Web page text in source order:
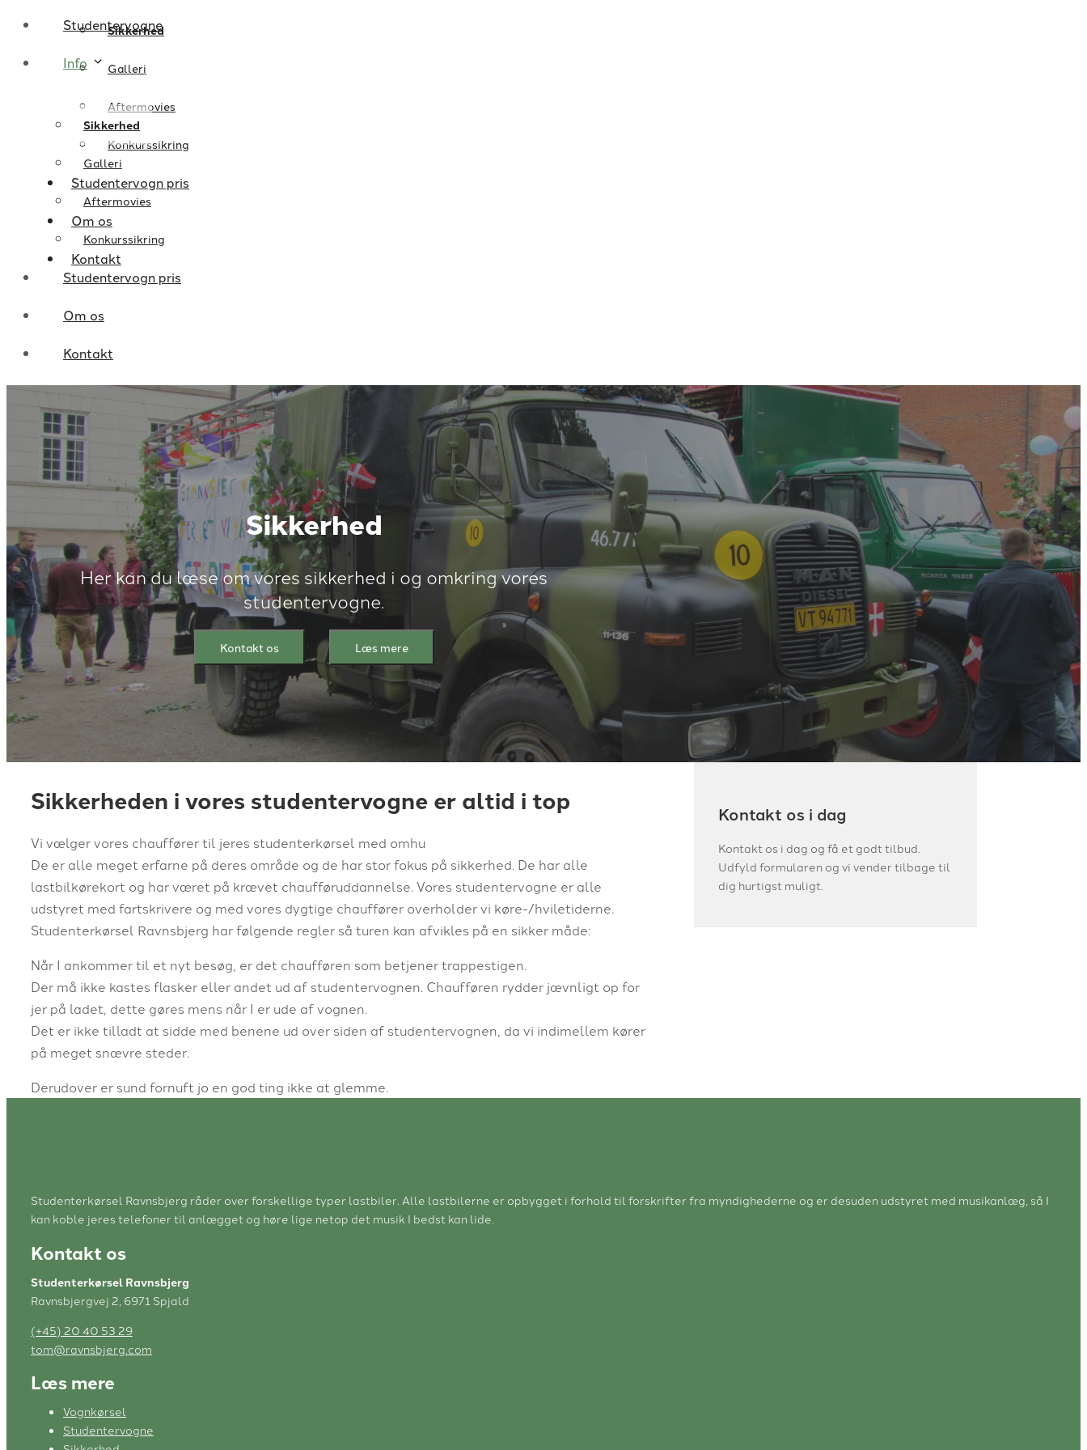
Sikkerhed
Galleri
Aftermovies
Konkurssikring
Studentervogn pris
Om os
Kontakt
Studentervogne
Info
Sikkerhed
Galleri
Aftermovies
Konkurssikring
Studentervogn pris
Om os
Kontakt
Sikkerhed
Her kan du læse om vores sikkerhed i og omkring vores
studentervogne.
Kontakt os Læs mere
Sikkerheden i vores studentervogne er altid i top
Vi vælger vores chauffører til jeres studenterkørsel med omhu
De er alle meget erfarne på deres område og de har stor fokus på sikkerhed. De har alle
lastbilkørekort og har været på krævet chaufføruddannelse. Vores studentervogne er alle
udstyret med fartskrivere og med vores dygtige chauffører overholder vi køre-/hviletiderne.
Studenterkørsel Ravnsbjerg har følgende regler så turen kan afvikles på en sikker måde:
Når I ankommer til et nyt besøg, er det chaufføren som betjener trappestigen.
Der må ikke kastes flasker eller andet ud af studentervognen. Chaufføren rydder jævnligt op for
jer på ladet, dette gøres mens når I er ude af vognen.
Det er ikke tilladt at sidde med benene ud over siden af studentervognen, da vi indimellem kører
på meget snævre steder.
Derudover er sund fornuft jo en god ting ikke at glemme.
Kontakt os i dag
Kontakt os i dag og få et godt tilbud.
Udfyld formularen og vi vender tilbage til
dig hurtigst muligt.
Studenterkørsel Ravnsbjerg råder over forskellige typer lastbiler. Alle lastbilerne er opbygget i forhold til forskrifter fra myndighederne og er desuden udstyret med musikanlæg, så I
kan koble jeres telefoner til anlægget og høre lige netop det musik I bedst kan lide.
Kontakt os
Studenterkørsel Ravnsbjerg
Ravnsbjergvej 2, 6971 Spjald
(+45) 20 40 53 29
tom@ravnsbjerg.com
Læs mere
Vognkørsel
Studentervogne